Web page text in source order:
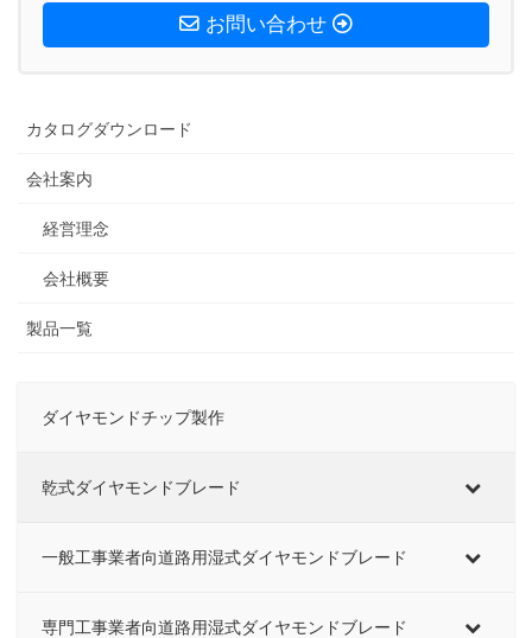
お問い合わせ
カタログダウンロード
会社案内
経営理念
会社概要
製品一覧
ダイヤモンドチップ製作
乾式ダイヤモンドブレード
一般工事業者向道路用湿式ダイヤモンドブレード
専門工事業者向道路用湿式ダイヤモンドブレード